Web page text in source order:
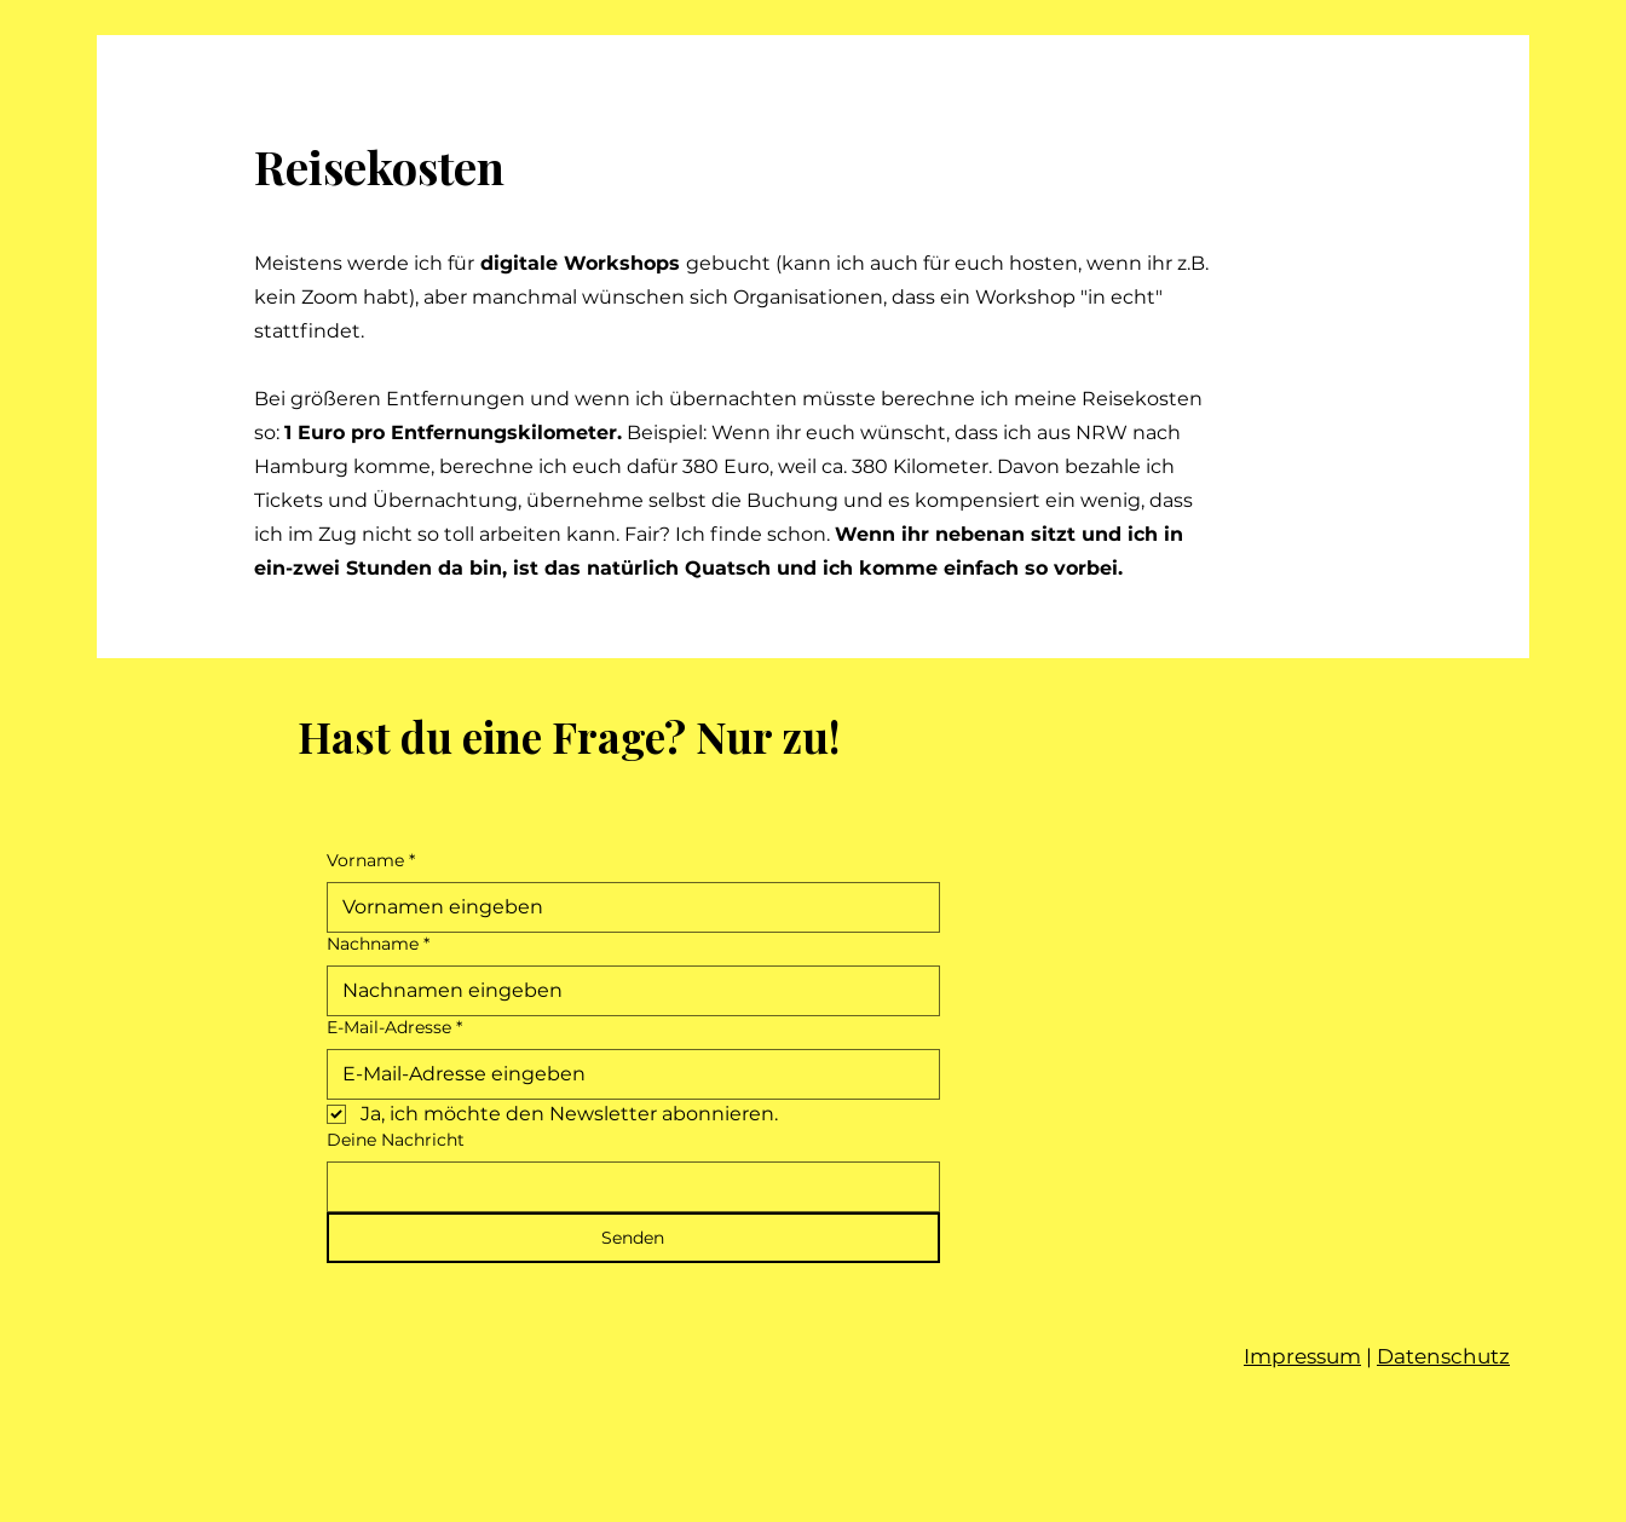
Reisekosten
Meistens werde ich für digitale Workshops gebucht (kann ich auch für euch hosten, wenn ihr z.B.
kein Zoom habt), aber manchmal wünschen sich Organisationen, dass ein Workshop "in echt"
stattfindet.
Bei größeren Entfernungen und wenn ich übernachten müsste berechne ich meine Reisekosten
so: 1 Euro pro Entfernungskilometer. Beispiel: Wenn ihr euch wünscht, dass ich aus NRW nach
Hamburg komme, berechne ich euch dafür 380 Euro, weil ca. 380 Kilometer. Davon bezahle ich
Tickets und Übernachtung, übernehme selbst die Buchung und es kompensiert ein wenig, dass
ich im Zug nicht so toll arbeiten kann. Fair? Ich finde schon. Wenn ihr nebenan sitzt und ich in
ein-zwei Stunden da bin, ist das natürlich Quatsch und ich komme einfach so vorbei.
Hast du eine Frage? Nur zu!
Vorname *
Nachname *
E-Mail-Adresse *
Ja, ich möchte den Newsletter abonnieren.
Deine Nachricht
Senden
Impressum | Datenschutz